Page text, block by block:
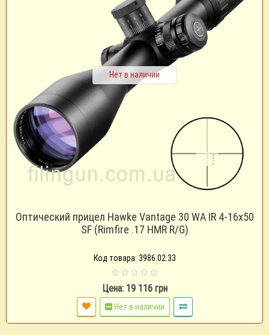
Нет в наличии
Оптический прицел Hawke Vantage 30 WA IR 4-16x50
SF (Rimfire .17 HMR R/G)
Код товара: 3986.02.33
Цена: 19 116 грн
Нет в наличии